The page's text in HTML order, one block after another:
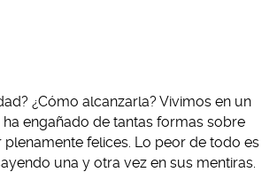
¿Cómo alcanzarla? Vivimos en un
engañado de tantas formas sobre
felices. Lo peor de todo es
una y otra vez en sus mentiras.